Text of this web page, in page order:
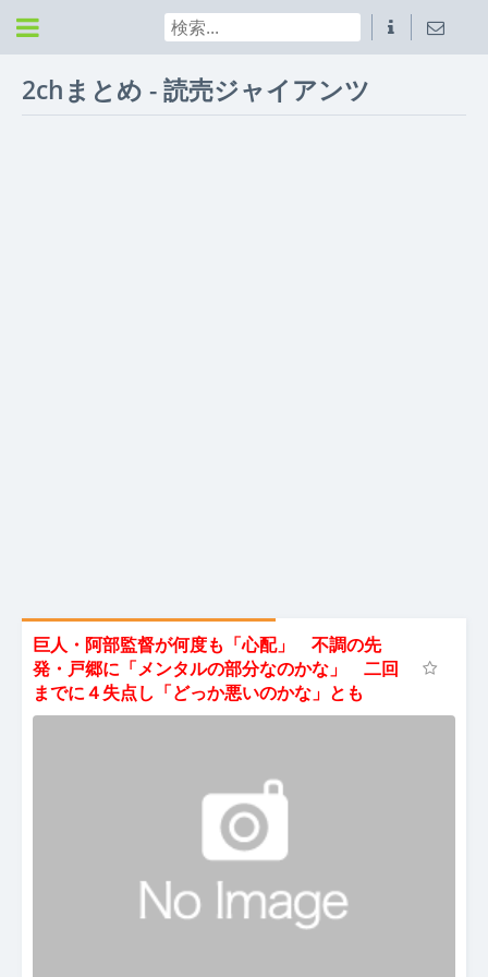
2chまとめ - 読売ジャイアンツ
巨人・阿部監督が何度も「心配」 不調の先
発・戸郷に「メンタルの部分なのかな」 二回
までに４失点し「どっか悪いのかな」とも